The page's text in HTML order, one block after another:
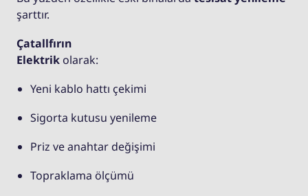
şarttır.
Çatallfırın
Elektrik olarak:
Yeni kablo hattı çekimi
Sigorta kutusu yenileme
Priz ve anahtar değişimi
Topraklama ölçümü